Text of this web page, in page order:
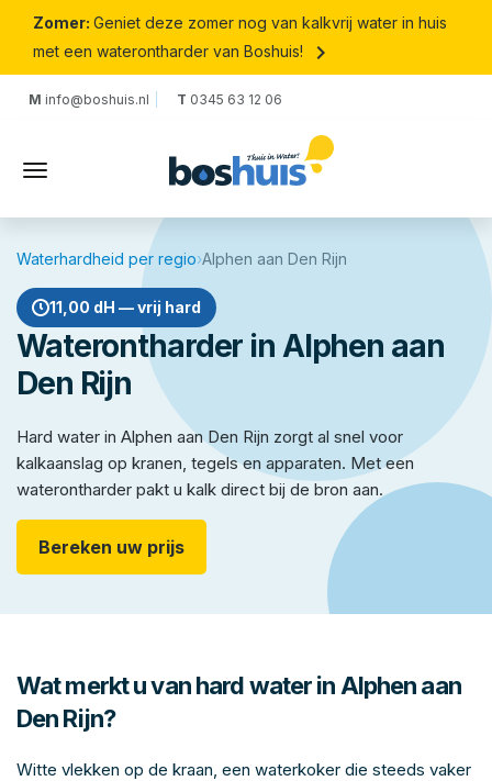
Zomer: Geniet deze zomer nog van kalkvrij water in huis
met een waterontharder van Boshuis!
keyboard_arrow_right
M info@boshuis.nl T 0345 63 12 06
Waterhardheid per regio›Alphen aan Den Rijn
11,00 dH — vrij hard
Waterontharder in Alphen aan
Den Rijn
Hard water in Alphen aan Den Rijn zorgt al snel voor
kalkaanslag op kranen, tegels en apparaten. Met een
waterontharder pakt u kalk direct bij de bron aan.
Bereken uw prijs
Wat merkt u van hard water in Alphen aan
Den Rijn?
Witte vlekken op de kraan, een waterkoker die steeds vaker